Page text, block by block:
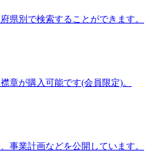
県別で検索することができます。
章が購入可能です(会員限定)。
事業計画などを公開しています。